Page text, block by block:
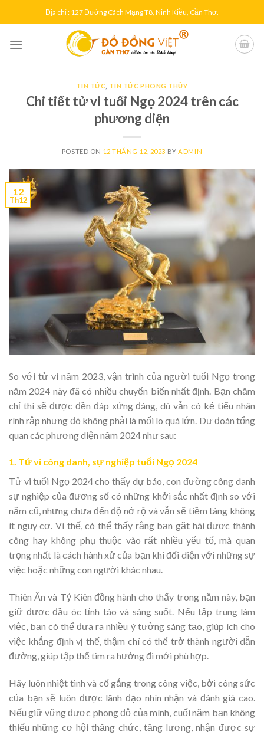
to
Địa chỉ : 127 Đường Cách Mạng T8, Ninh Kiều, Cần Thơ.
TIN TỨC TIN TỨC PHONG THỦY
Chi tiết tử vi tuổi Ngọ 2024 trên các
phương diện
POSTED ON 12 THÁNG 12, 2023 BY ADMIN
12
Th12
So với tử vi năm 2023, vận trình của người tuổi Ngọ trong
năm 2024 này đã có nhiều chuyển biến nhất định. Bạn chăm
chỉ thì sẽ được đền đáp xứng đáng, dù vẫn có kẻ tiểu nhân
rình rập nhưng đó không phải là mối lo quá lớn. Dự đoán tổng
quan các phương diện năm 2024 như sau:
1. Tử vi công danh, sự nghiệp tuổi Ngọ 2024
Tử vi tuổi Ngọ 2024 cho thấy dự báo, con đường công danh
sự nghiệp của đương số có những khởi sắc nhất định so với
năm cũ, nhưng chưa đến độ nở rộ và vẫn sẽ tiềm tàng không
ít nguy cơ. Vì thế, có thể thấy rằng bạn gặt hái được thành
công hay không phụ thuộc vào rất nhiều yếu tố, mà quan
trọng nhất là cách hành xử của bạn khi đối diện với những sự
việc hoặc những con người khác nhau.
Thiên Ấn và Tỷ Kiên đồng hành cho thấy trong năm này, bạn
giữ được đầu óc tỉnh táo và sáng suốt. Nếu tập trung làm
việc, bạn có thể đưa ra nhiều ý tưởng sáng tạo, giúp ích cho
việc khẳng định vị thế, thậm chí có thể trở thành người dẫn
đường, giúp tập thể tìm ra hướng đi mới phù hợp.
Hãy luôn nhiệt tình và cố gắng trong công việc, bởi công sức
của bạn sẽ luôn được lãnh đạo nhìn nhận và đánh giá cao.
Nếu giữ vững được phong độ của mình, cuối năm bạn không
thiếu những cơ hội thăng chức, tăng lương, nhận được sự